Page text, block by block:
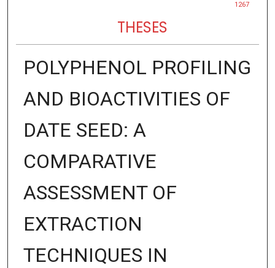
1267
THESES
POLYPHENOL PROFILING
AND BIOACTIVITIES OF
DATE SEED: A
COMPARATIVE
ASSESSMENT OF
EXTRACTION
TECHNIQUES IN